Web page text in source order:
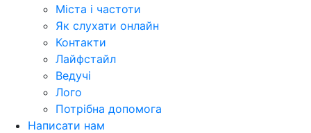
Міста і частоти
Як слухати онлайн
Контакти
Лайфстайл
Ведучі
Лого
Потрібна допомога
Написати нам